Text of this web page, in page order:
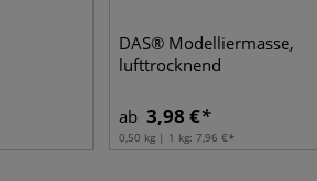
DAS® Modelliermasse,
lufttrocknend
ab 3,98 €
0,50 kg | 1 kg: 7,96 €